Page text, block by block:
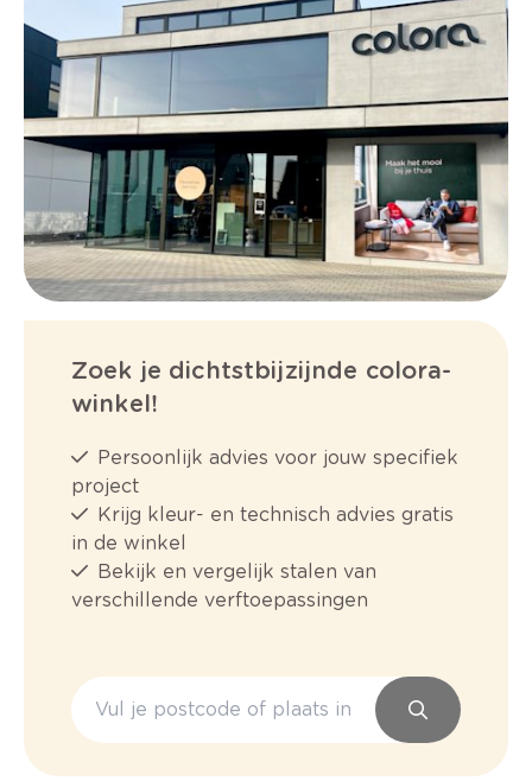
Zoek je dichtstbijzijnde colora-
winkel!
Persoonlijk advies voor jouw specifiek
project
Krijg kleur- en technisch advies gratis
in de winkel
Bekijk en vergelijk stalen van
verschillende verftoepassingen